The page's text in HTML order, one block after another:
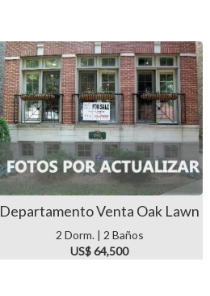
Departamento Venta Oak Lawn
2 Dorm. | 2 Baños
US$ 64,500